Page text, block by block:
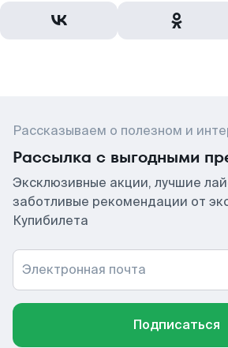
Рассказываем о полезном и
Рассылка с выгодными
Эксклюзивные акции, лучшие
заботливые рекомендации от
Купибилета
Электронная почта
Подписаться